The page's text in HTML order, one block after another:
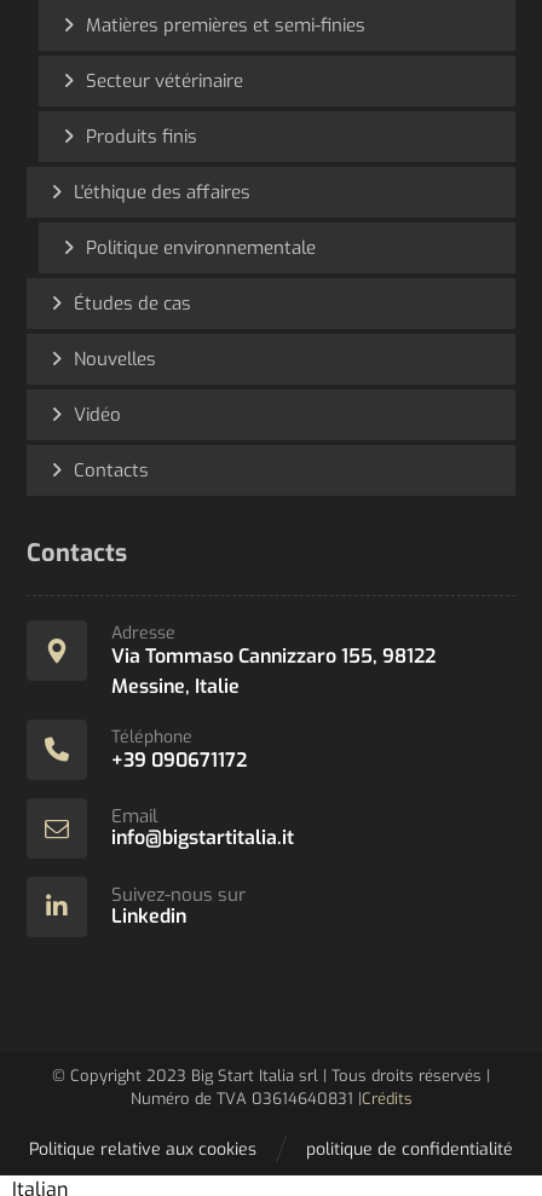
Matières premières et semi-finies
Secteur vétérinaire
Produits finis
L'éthique des affaires
Politique environnementale
Études de cas
Nouvelles
Vidéo
Contacts
Contacts
Adresse
Via Tommaso Cannizzaro 155, 98122
Messine, Italie
Téléphone
+39 090671172
Email
info@bigstartitalia.it
Suivez-nous sur
Linkedin
© Copyright 2023 Big Start Italia srl | Tous droits réservés |
Numéro de TVA 03614640831 |Crédits
politique de confidentialité
Politique relative aux cookies
Italian